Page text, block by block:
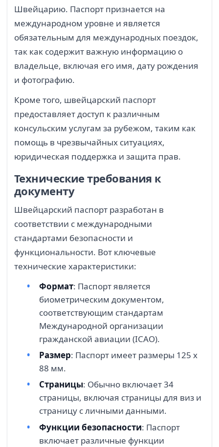
Швейцарию. Паспорт признается на
международном уровне и является
обязательным для международных поездок,
так как содержит важную информацию о
владельце, включая его имя, дату рождения
и фотографию.
Кроме того, швейцарский паспорт
предоставляет доступ к различным
консульским услугам за рубежом, таким как
помощь в чрезвычайных ситуациях,
юридическая поддержка и защита прав.
Технические требования к
документу
Швейцарский паспорт разработан в
соответствии с международными
стандартами безопасности и
функциональности. Вот ключевые
технические характеристики:
Формат: Паспорт является
биометрическим документом,
соответствующим стандартам
Международной организации
гражданской авиации (ICAO).
Размер: Паспорт имеет размеры 125 x
88 мм.
Страницы: Обычно включает 34
страницы, включая страницы для виз и
страницу с личными данными.
Функции безопасности: Паспорт
включает различные функции